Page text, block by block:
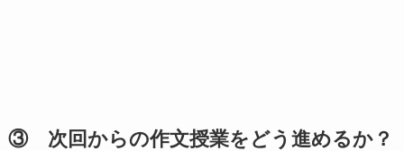
③ 次回からの作文授業をどう進めるか？